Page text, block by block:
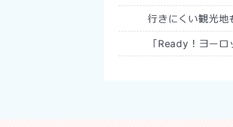
行きにくい観光地
「Ready！ヨー